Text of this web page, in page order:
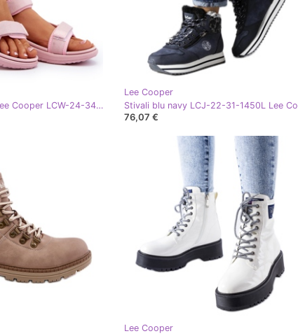
Sandali da donna Lee Cooper LCW-24-34-2613L Pink rosa
Lee Cooper
76,07 €
Lee Cooper